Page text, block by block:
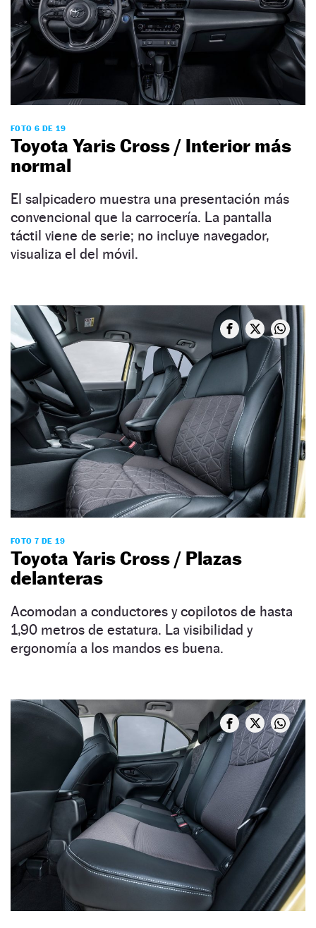
FOTO 6 DE 19
Toyota Yaris Cross / Interior más
normal
El salpicadero muestra una presentación más
convencional que la carrocería. La pantalla
táctil viene de serie; no incluye navegador,
visualiza el del móvil.
FOTO 7 DE 19
Toyota Yaris Cross / Plazas
delanteras
Acomodan a conductores y copilotos de hasta
1,90 metros de estatura. La visibilidad y
ergonomía a los mandos es buena.